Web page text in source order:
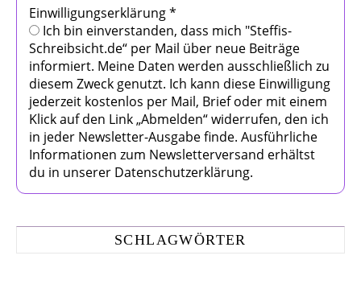
Einwilligungserklärung*
Ich bin einverstanden, dass mich "Steffis-
Schreibsicht.de“ per Mail über neue Beiträge
informiert. Meine Daten werden ausschließlich zu
diesem Zweck genutzt. Ich kann diese Einwilligung
jederzeit kostenlos per Mail, Brief oder mit einem
Klick auf den Link „Abmelden“ widerrufen, den ich
in jeder Newsletter-Ausgabe finde. Ausführliche
Informationen zum Newsletterversand erhältst
du in unserer Datenschutzerklärung.
SCHLAGWÖRTER